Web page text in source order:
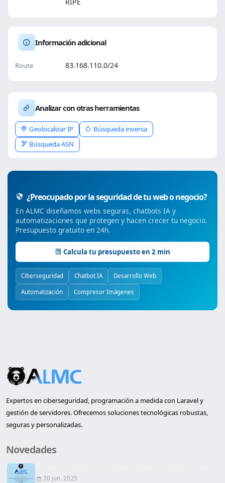
Información adicional
Route 83.168.110.0/24
Analizar con otras herramientas
Geolocalizar IP
Búsqueda inversa
Búsqueda ASN
¿Preocupado por la seguridad de tu web o negocio?
En ALMC diseñamos webs seguras, chatbots IA y
automatizaciones que protegen y hacen crecer tu negocio.
Presupuesto gratuito en 24h.
Calcula tu presupuesto en 2 min
Ciberseguridad Chatbot IA Desarrollo Web
Automatización Compresor Imágenes
Expertos en ciberseguridad, programación a medida con Laravel y
gestión de servidores. Ofrecemos soluciones tecnológicas robustas,
seguras y personalizadas.
Novedades
30 jun. 2025